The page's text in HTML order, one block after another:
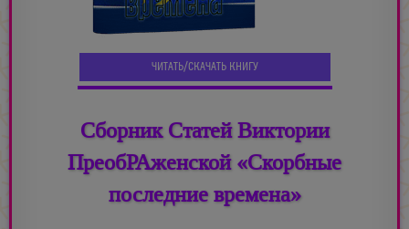
ЧИТАТЬ/СКАЧАТЬ КНИГУ
Сборник Статей Виктории
ПреобРАженской «Скорбные
последние времена»